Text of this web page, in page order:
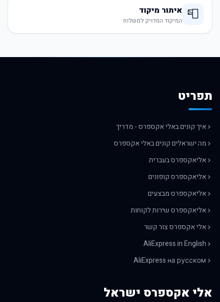
📮 איתור מיקוד
המיקוד המדויק למשלוח
תפריט
איך קונים באלי אקספרס - מדריך
מה ישראלים קונים באלי אקספרס
אליאקספרס בעברית
אליאקספרס קופונים
אליאקספרס מבצעים
אליאקספרס שירות לקוחות
אלי אקספרס צור קשר
AliExpress in English
AliExpress на русском
אלי אקספרס ישראל